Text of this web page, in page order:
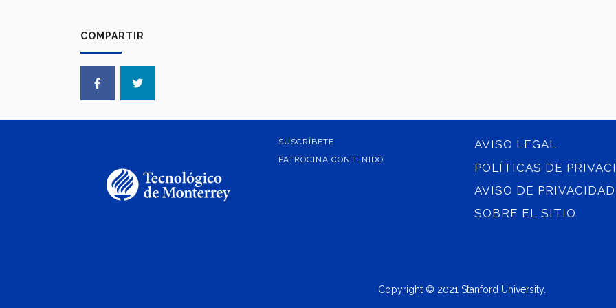
COMPARTIR
SUSCRÍBETE
PATROCINA CONTENIDO
AVISO LEGAL
POLÍTICAS DE
AVISO DE PRIVACIDAD
SOBRE EL SITIO
Copyright © 2021 Stanford University.